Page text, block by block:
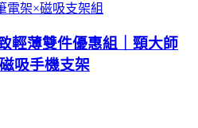
電架×磁吸支架組
輕薄雙件優惠組｜頸大師
吸手機支架